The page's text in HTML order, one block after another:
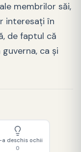
membrilor săi,
interesați în
de faptul că
ca și
a deschis ochii
0